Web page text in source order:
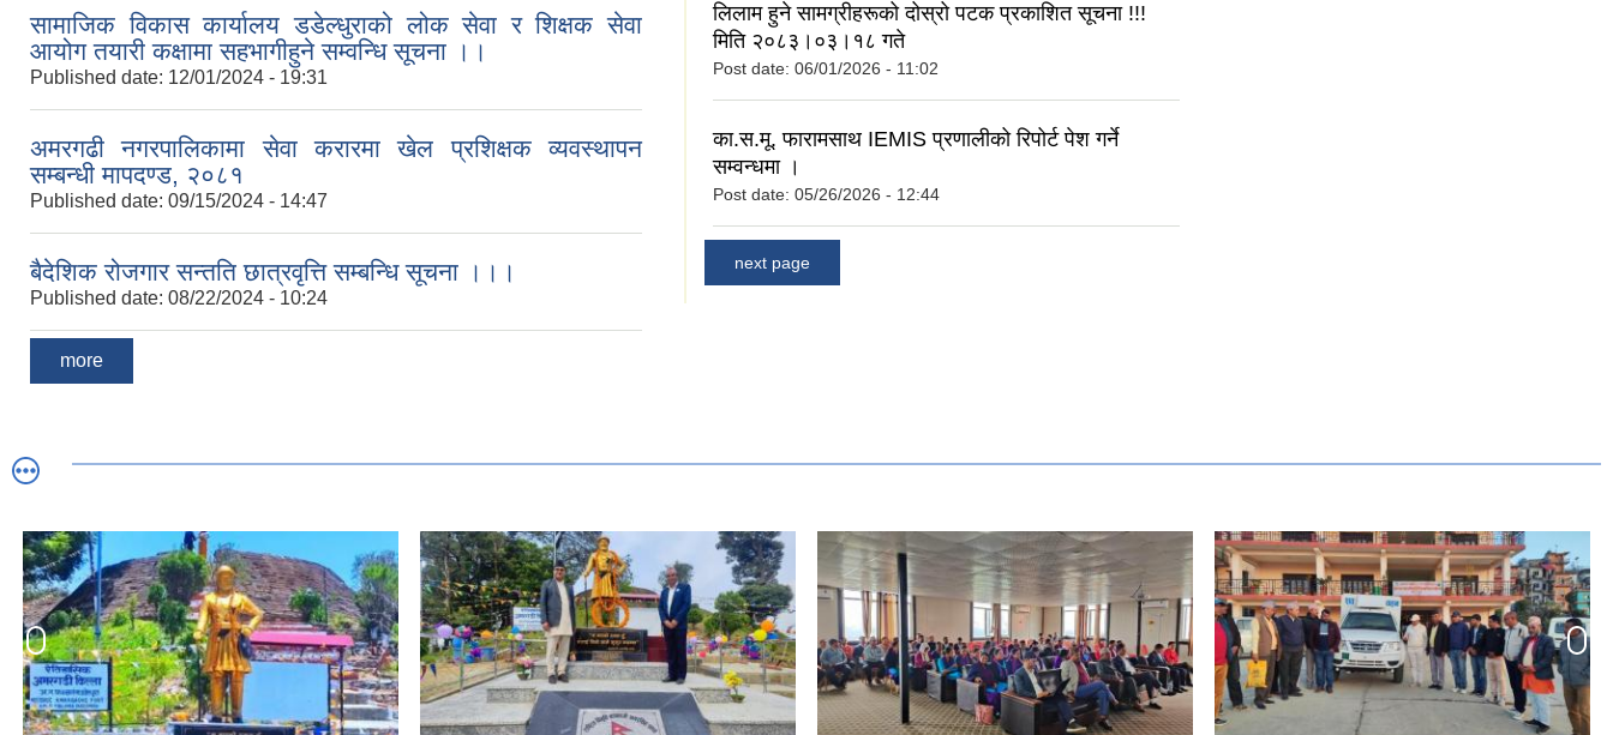
सामाजिक विकास कार्यालय डडेल्धुराको लोक सेवा र शिक्षक सेवा
आयोग तयारी कक्षामा सहभागीहुने सम्वन्धि सूचना ।।
Published date: 12/01/2024 - 19:31
अमरगढी नगरपालिकामा सेवा करारमा खेल प्रशिक्षक व्यवस्थापन
सम्बन्धी मापदण्ड, २०८१
Published date: 09/15/2024 - 14:47
बैदेशिक रोजगार सन्तति छात्रवृत्ति सम्बन्धि सूचना ।।।
Published date: 08/22/2024 - 10:24
more
लिलाम हुने सामग्रीहरूको दोस्रो पटक प्रकाशित सूचना !!!
मिति २०८३।०३।१८ गते
Post date: 06/01/2026 - 11:02
का.स.मू. फारामसाथ IEMIS प्रणालीको रिपोर्ट पेश गर्ने
सम्वन्धमा ।
Post date: 05/26/2026 - 12:44
next page